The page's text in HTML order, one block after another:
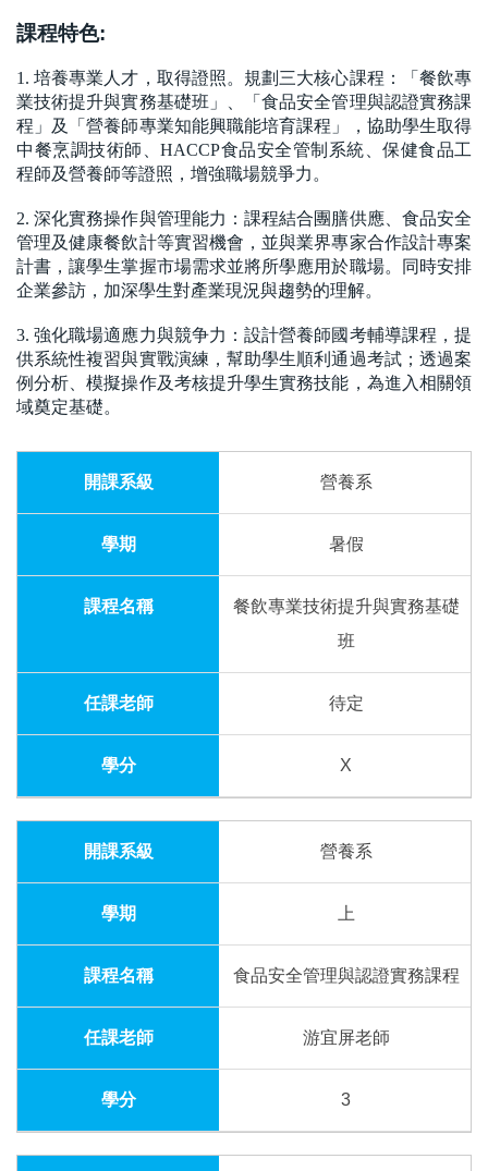
課程特色:
1. 培養專業人才，取得證照。規劃三大核心課程：「餐飲專
業技術提升與實務基礎班」、「食品安全管理與認證實務課
程」及「營養師專業知能興職能培育課程」，協助學生取得
中餐烹調技術師、HACCP食品安全管制系統、保健食品工
程師及營養師等證照，增強職場競爭力。
2. 深化實務操作與管理能力：課程結合團膳供應、食品安全
管理及健康餐飲計等實習機會，並與業界專家合作設計專案
計書，讓學生掌握市場需求並將所學應用於職場。同時安排
企業參訪，加深學生對產業現況與趨勢的理解。
3. 強化職場適應力與競争力：設計營養師國考輔導課程，提
供系統性複習與實戰演練，幫助學生順利通過考試；透過案
例分析、模擬操作及考核提升學生實務技能，為進入相關領
域奠定基礎。
營養系
暑假
餐飲專業技術提升與實務基礎
班
待定
X
營養系
上
食品安全管理與認證實務課程
游宜屏老師
3